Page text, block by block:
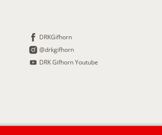
DRKGifhorn
@drkgifhorn
DRK Gifhorn Youtube